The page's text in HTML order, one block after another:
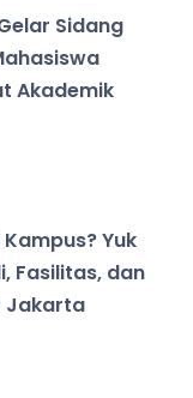
Sidang
Akademik
Yuk
Fasilitas, dan
Jakarta